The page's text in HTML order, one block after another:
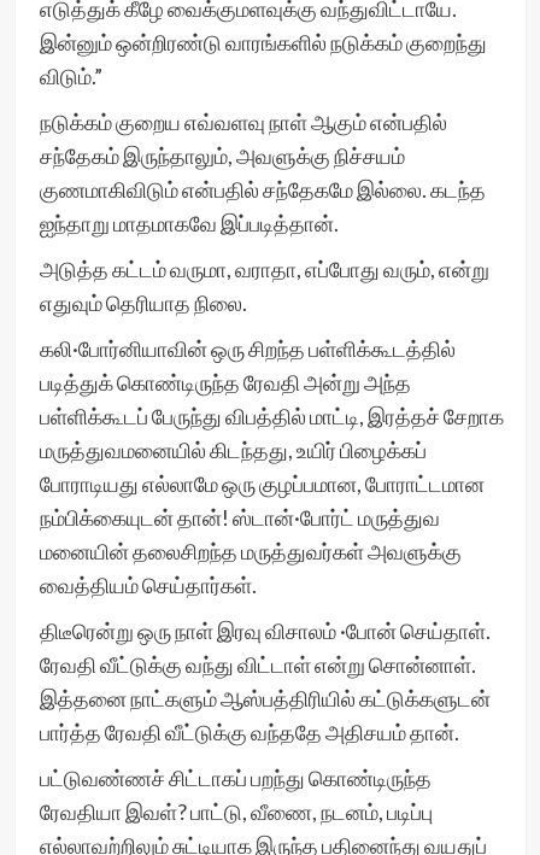
எடுத்துக் கீழே வைக்குமளவுக்கு வந்துவிட்டாயே.
இன்னும் ஒன்றிரண்டு வாரங்களில் நடுக்கம் குறைந்து
விடும்.”
நடுக்கம் குறைய எவ்வளவு நாள் ஆகும் என்பதில்
சந்தேகம் இருந்தாலும், அவளுக்கு நிச்சயம்
குணமாகிவிடும் என்பதில் சந்தேகமே இல்லை. கடந்த
ஐந்தாறு மாதமாகவே இப்படித்தான்.
அடுத்த கட்டம் வருமா, வராதா, எப்போது வரும், என்று
எதுவும் தெரியாத நிலை.
கலி·போர்னியாவின் ஒரு சிறந்த பள்ளிக்கூடத்தில்
படித்துக் கொண்டிருந்த ரேவதி அன்று அந்த
பள்ளிக்கூடப் பேருந்து விபத்தில் மாட்டி, இரத்தச் சேறாக
மருத்துவமனையில் கிடந்தது, உயிர் பிழைக்கப்
போராடியது எல்லாமே ஒரு குழப்பமான, போராட்டமான
நம்பிக்கையுடன் தான்! ஸ்டான்·போர்ட் மருத்துவ
மனையின் தலைசிறந்த மருத்துவர்கள் அவளுக்கு
வைத்தியம் செய்தார்கள்.
திடீரென்று ஒரு நாள் இரவு விசாலம் ·போன் செய்தாள்.
ரேவதி வீட்டுக்கு வந்து விட்டாள் என்று சொன்னாள்.
இத்தனை நாட்களும் ஆஸ்பத்திரியில் கட்டுக்களுடன்
பார்த்த ரேவதி வீட்டுக்கு வந்ததே அதிசயம் தான்.
பட்டுவண்ணச் சிட்டாகப் பறந்து கொண்டிருந்த
ரேவதியா இவள்? பாட்டு, வீணை, நடனம், படிப்பு
எல்லாவற்றிலும் சுட்டியாக இருந்த பதினைந்து வயதுப்